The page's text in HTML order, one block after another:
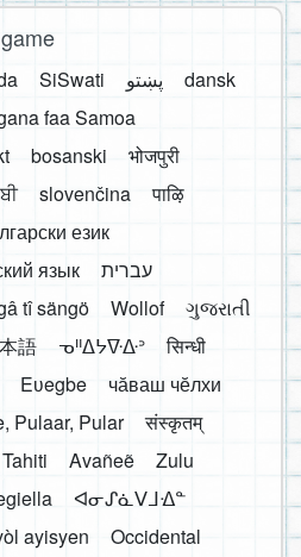
SiSwati پښتو
dansk
faa Samoa
bosanski
भोजपुरी
slovenčina
पाऴि
език
язык
עברית
tî sängö Wollof
ગુજરાતી
語 ᓀᐦᐃᔭᐍᐏᐣ
सिन्धी
Eʋegbe
чӑваш чӗлхи
Pulaar, Pular
संस्कृतम्
Avañeẽ
Zulu
ᐊᓂᔑᓈᐯᒧᐎᓐ
ayisyen
Occidental